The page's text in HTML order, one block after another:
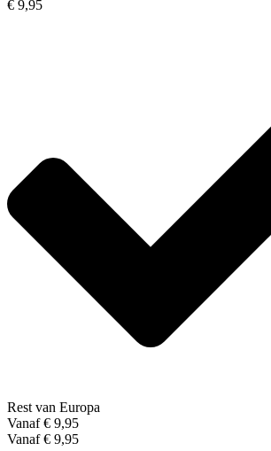
€ 9,95
Rest van Europa
Vanaf € 9,95
Vanaf € 9,95